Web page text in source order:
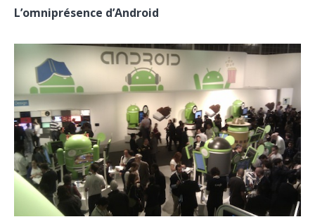
L’omniprésence d’Android